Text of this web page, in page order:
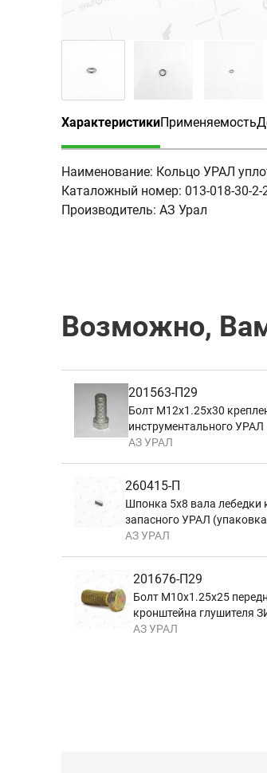
Характеристики
(активная вкладка)
Применяемость
Наименование: Кольцо УРАЛ
Каталожный номер: 013-018-30-2-
Производитель: АЗ Урал
Возможно,
201563-П29
Болт М12х1.25х30
инструментального УРАЛ
АЗ УРАЛ
260415-П
Шпонка 5х8 вала лебедки
запасного УРАЛ
АЗ УРАЛ
201676-П29
Болт М10х1.25х25
кронштейна глушителя
АЗ УРАЛ